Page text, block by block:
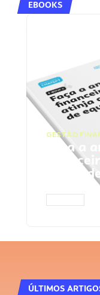
EBOOKS
GESTÃO
Faça a
ponto
ÚLTIMOS